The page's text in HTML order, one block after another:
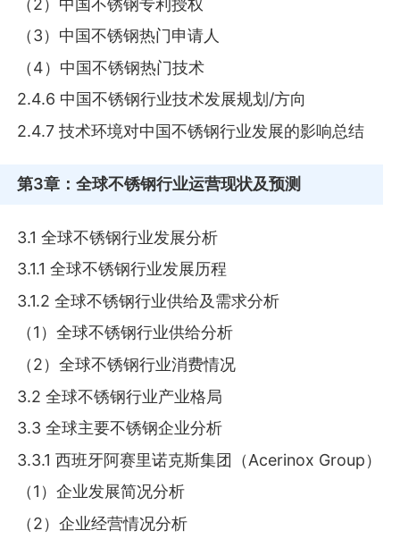
（2）中国不锈钢专利授权
（3）中国不锈钢热门申请人
（4）中国不锈钢热门技术
2.4.6 中国不锈钢行业技术发展规划/方向
2.4.7 技术环境对中国不锈钢行业发展的影响总结
第3章 ：全球不锈钢行业运营现状及预测
3.1 全球不锈钢行业发展分析
3.1.1 全球不锈钢行业发展历程
3.1.2 全球不锈钢行业供给及需求分析
（1）全球不锈钢行业供给分析
（2）全球不锈钢行业消费情况
3.2 全球不锈钢行业产业格局
3.3 全球主要不锈钢企业分析
3.3.1 西班牙阿赛里诺克斯集团（Acerinox Group）
（1）企业发展简况分析
（2）企业经营情况分析